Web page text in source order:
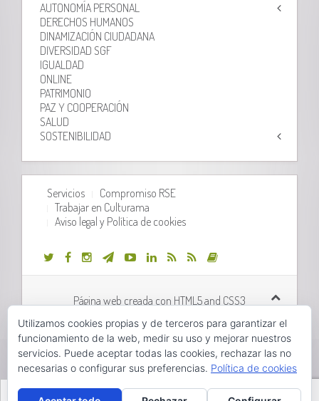
AUTONOMÍA PERSONAL
DERECHOS HUMANOS
DINAMIZACIÓN CIUDADANA
DIVERSIDAD SGF
IGUALDAD
ONLINE
PATRIMONIO
PAZ Y COOPERACIÓN
SALUD
SOSTENIBILIDAD
Servicios
Compromiso RSE
Trabajar en Culturama
Aviso legal y Política de cookies
Página web creada con HTML5 and CSS3
Desarrollo web realizado porOrix Systems
Valencià Castellano
Utilizamos cookies propias y de terceros para garantizar el
funcionamiento de la web, medir su uso y mejorar nuestros
servicios. Puede aceptar todas las cookies, rechazar las no
necesarias o configurar sus preferencias. Política de cookies